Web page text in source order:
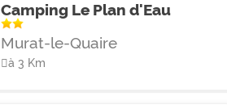
Camping Le Plan d'Eau
Murat-le-Quaire
à 3 Km